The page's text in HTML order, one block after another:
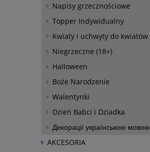
Napisy grzecznościowe
Topper Indywidualny
Kwiaty i uchwyty do kwiatów
Niegrzeczne (18+)
Halloween
Boże Narodzenie
Walentynki
Dzień Babci i Dziadka
Декорації українською мовою
AKCESORIA